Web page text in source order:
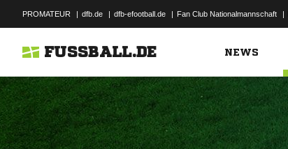
PROMATEUR | dfb.de | dfb-efootball.de | Fan Club Nationalmannschaft |
FUSSBALL.DE NEWS